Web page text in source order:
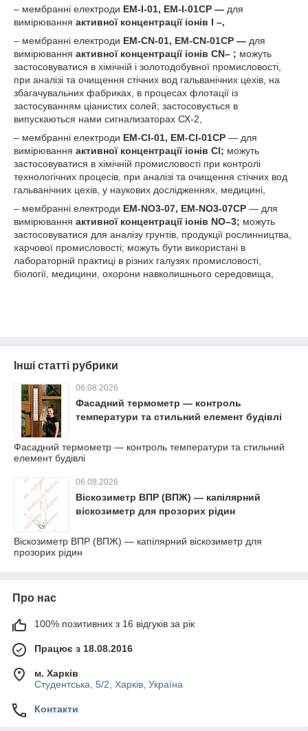
– мембранні електроди ЕМ-I-01, ЕМ-I-01СР — для
вимірювання активної концентрації іонів I –,
– мембранні електроди ЕМ-CN-01, ЕМ-CN-01СР — для
вимірювання активної концентрації іонів CN– ; можуть
застосовуватися в хімічній і золотодобувної промисловості,
при аналізі та очищення стічних вод гальванічних цехів, на
збагачувальних фабриках, в процесах флотації із
застосуванням ціанистих солей; застосовується в
випускаються нами сигнализаторах СХ-2,
– мембранні електроди ЕМ-Cl-01, ЕМ-Cl-01СР — для
вимірювання активної концентрації іонів Cl; можуть
застосовуватися в хімічній промисловості при контролі
технологічних процесів, при аналізі та очищення стічних вод
гальванічних цехів, у наукових дослідженнях, медицині,
– мембранні електроди ЕМ-NO3-07, ЕМ-NO3-07СР — для
вимірювання активної концентрації іонів NO–3; можуть
застосовуватися для аналізу грунтів, продукції рослинництва,
харчової промисловості; можуть бути використані в
лабораторній практиці в різних галузях промисловості,
біології, медицини, охорони навколишнього середовища,
Інші статті рубрики
06.08.2026
Фасадний термометр — контроль
температури та стильний елемент будівлі
Фасадний термометр — контроль температури та стильний
елемент будівлі
06.08.2026
Віскозиметр ВПР (ВПЖ) — капілярний
віскозиметр для прозорих рідин
Віскозиметр ВПР (ВПЖ) — капілярний віскозиметр для
прозорих рідин
Про нас
100% позитивних з 16 відгуків за рік
Працює з 18.08.2016
м. Харків
Студентська, 5/2, Харків, Україна
Контакти